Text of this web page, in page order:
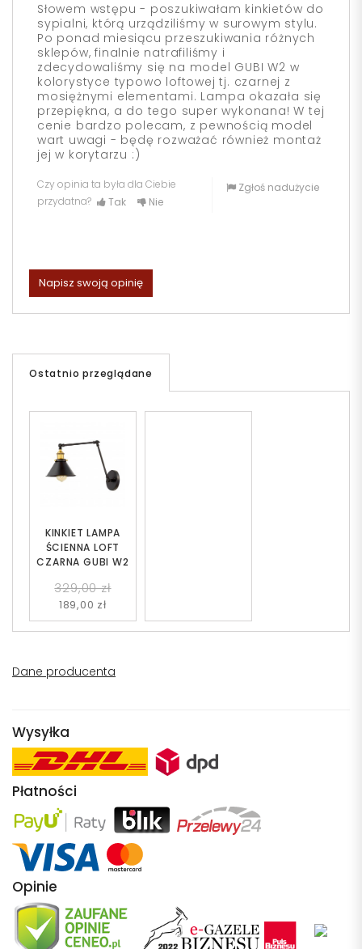
Słowem wstępu - poszukiwałam kinkietów do
sypialni, którą urządziliśmy w surowym stylu.
Po ponad miesiącu przeszukiwania różnych
sklepów, finalnie natrafiliśmy i
zdecydowaliśmy się na model GUBI W2 w
kolorystyce typowo loftowej tj. czarnej z
mosiężnymi elementami. Lampa okazała się
przepiękna, a do tego super wykonana! W tej
cenie bardzo polecam, z pewnością model
wart uwagi - będę rozważać również montaż
jej w korytarzu :)
Czy opinia ta była dla Ciebie
przydatna?
Tak Nie
Zgłoś nadużycie
Napisz swoją opinię
Ostatnio przeglądane
KINKIET LAMPA
ŚCIENNA LOFT
CZARNA GUBI W2
329,00 zł
189,00 zł
Dane producenta
Wysyłka
Płatności
Opinie